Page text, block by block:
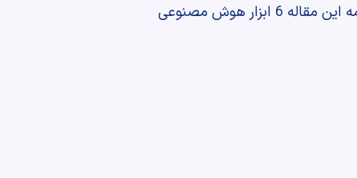
دقیق‌تر تسک‌ها به شما پیشنهاد می‌کنیم با توجه به نیاز خود، ابزارهای مناسبی را انتخاب کنید. در ادامه این مقاله 6 ابزار هوش مصنوعی